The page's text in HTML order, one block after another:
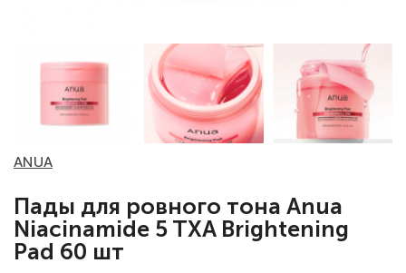
ANUA
Пады для ровного тона Anua
Niacinamide 5 TXA Brightening
Pad 60 шт